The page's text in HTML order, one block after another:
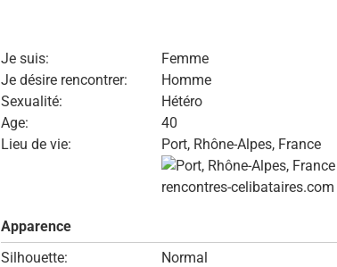
Je suis:
Femme
Je désire rencontrer:
Homme
Sexualité:
Hétéro
Age:
40
Lieu de vie:
Port, Rhône-Alpes, France
Apparence
Silhouette:
Normal